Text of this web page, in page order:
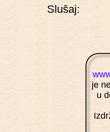
Slušaj:
je
u